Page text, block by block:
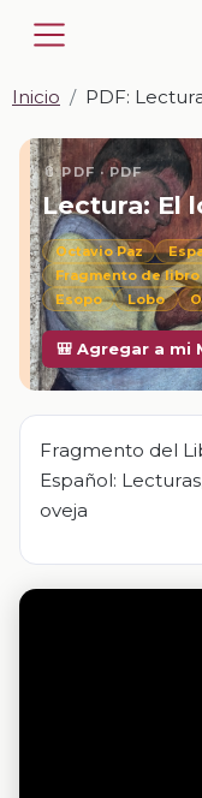
Inicio PDF:
📎 PDF · PDF
Lectura: El
Octavio Paz
Fragmento de
Esopo
Lobo
🎒 Agregar a mi
Fragmento del
Español:
oveja